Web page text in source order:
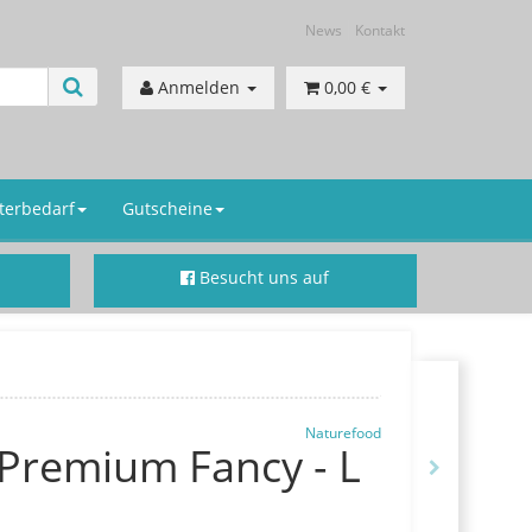
News Kontakt
Anmelden 0,00 €
Gutscheine
Besucht uns auf
Facebook
Naturefood
Fancy - L